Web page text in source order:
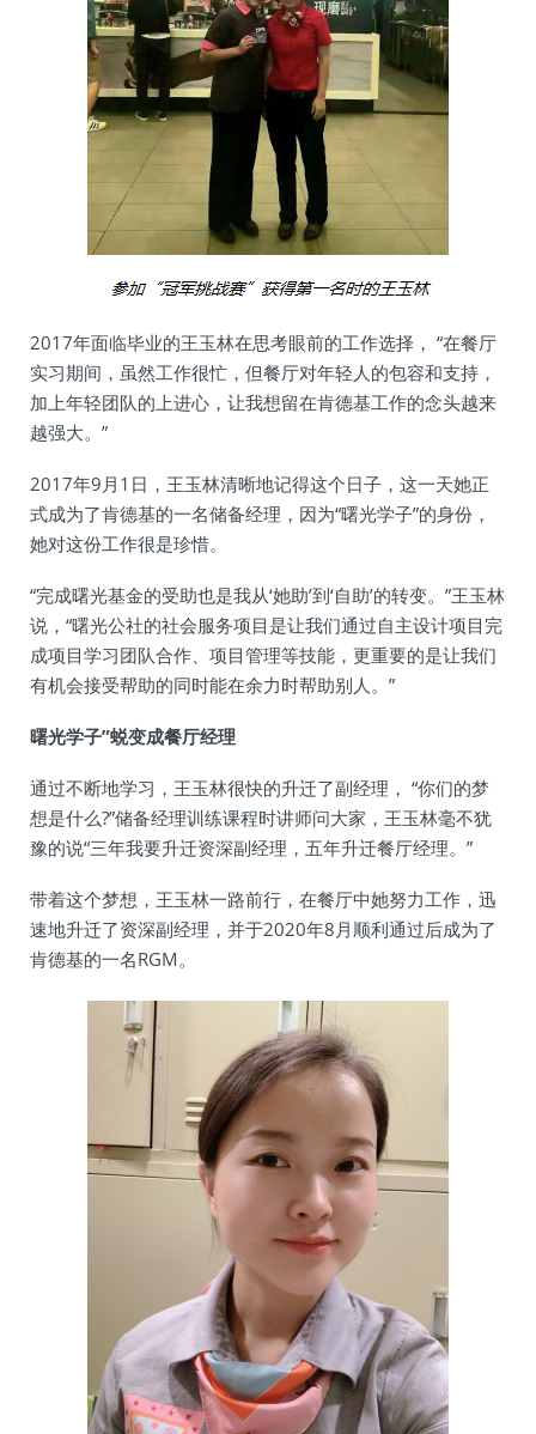
2017年面临毕业的王玉林在思考眼前的工作选择， “在餐厅
实习期间，虽然工作很忙，但餐厅对年轻人的包容和支持，
加上年轻团队的上进心，让我想留在肯德基工作的念头越来
越强大。”
2017年9月1日，王玉林清晰地记得这个日子，这一天她正
式成为了肯德基的一名储备经理，因为“曙光学子”的身份，
她对这份工作很是珍惜。
“完成曙光基金的受助也是我从‘她助’到‘自助’的转变。”王玉林
说，“曙光公社的社会服务项目是让我们通过自主设计项目完
成项目学习团队合作、项目管理等技能，更重要的是让我们
有机会接受帮助的同时能在余力时帮助别人。”
曙光学子”蜕变成餐厅经理
通过不断地学习，王玉林很快的升迁了副经理， “你们的梦
想是什么?”储备经理训练课程时讲师问大家，王玉林毫不犹
豫的说“三年我要升迁资深副经理，五年升迁餐厅经理。”
带着这个梦想，王玉林一路前行，在餐厅中她努力工作，迅
速地升迁了资深副经理，并于2020年8月顺利通过后成为了
肯德基的一名RGM。